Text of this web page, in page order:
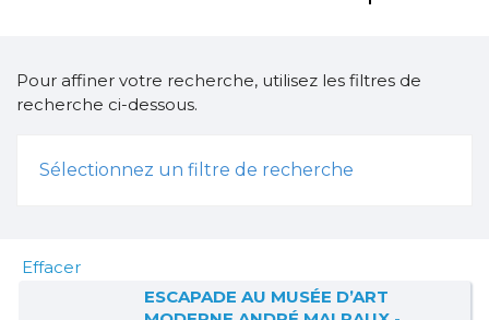
Pour affiner votre recherche, utilisez les filtres de
recherche ci-dessous.
Sélectionnez un filtre de recherche
Effacer
ESCAPADE AU MUSÉE D’ART